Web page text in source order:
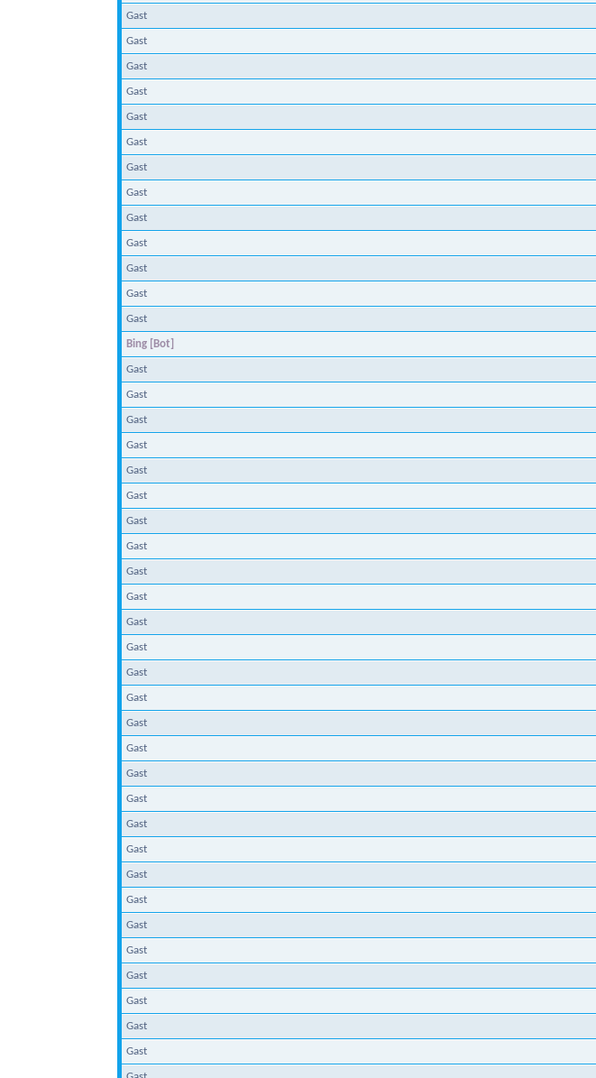
Gast
Gast
Gast
Gast
Gast
Gast
Gast
Gast
Gast
Gast
Gast
Gast
Gast
Bing [Bot]
Gast
Gast
Gast
Gast
Gast
Gast
Gast
Gast
Gast
Gast
Gast
Gast
Gast
Gast
Gast
Gast
Gast
Gast
Gast
Gast
Gast
Gast
Gast
Gast
Gast
Gast
Gast
Gast